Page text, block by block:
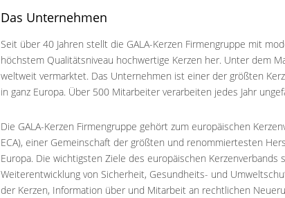
Das Unternehmen
Seit über 40 Jahren stellt die GALA-Kerzen Firmengruppe mit
höchstem Qualitätsniveau hochwertige Kerzen her. Unter dem
weltweit vermarktet. Das Unternehmen ist einer der größten
in ganz Europa. Über 500 Mitarbeiter verarbeiten jedes Jahr
Die GALA-Kerzen Firmengruppe gehört zum europäischen
ECA), einer Gemeinschaft der größten und renommiertesten
Europa. Die wichtigsten Ziele des europäischen Kerzenverbands
Weiterentwicklung von Sicherheit, Gesundheits- und
der Kerzen, Information über und Mitarbeit an rechtlichen